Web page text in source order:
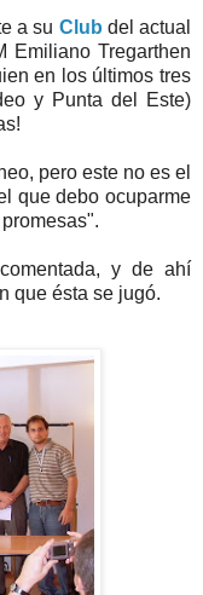
a su Club del actual
Emiliano Tregarthen
en los últimos tres
y Punta del Este)
pero este no es el
que debo ocuparme
y de ahí
que ésta se jugó.